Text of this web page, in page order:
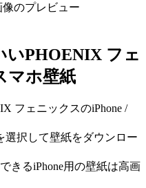
像のプレビュー
いPHOENIX フェ
マホ壁紙
フェニックスのiPhone /
選択して壁紙をダウンロー
きるiPhone用の壁紙は高画